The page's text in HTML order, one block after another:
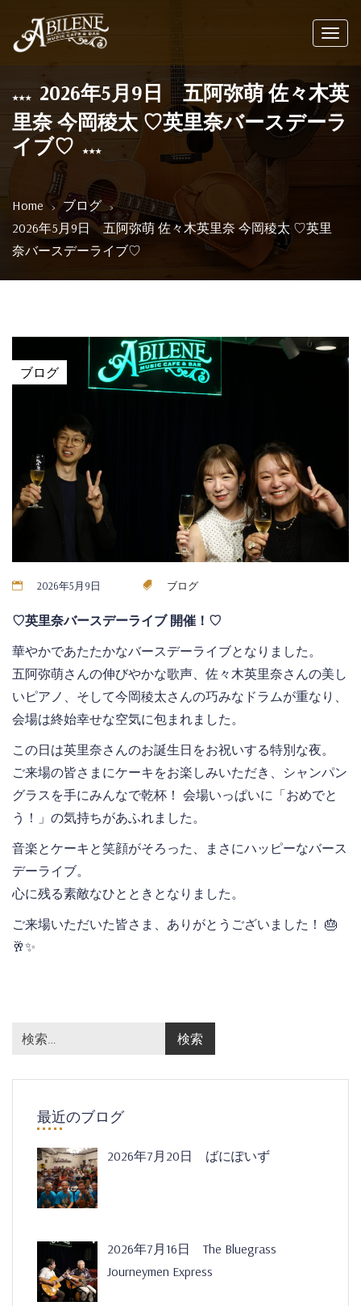
2026年5月9日 五阿弥萌 佐々木英
里奈 今岡稜太 ♡英里奈バースデーラ
イブ♡
Home
ブログ
2026年5月9日 五阿弥萌 佐々木英里奈 今岡稜太 ♡英里
奈バースデーライブ♡
ブログ
2026年5月9日 ブログ
♡英里奈バースデーライブ 開催！♡
華やかであたたかなバースデーライブとなりました。
五阿弥萌さんの伸びやかな歌声、佐々木英里奈さんの美し
いピアノ、そして今岡稜太さんの巧みなドラムが重なり、
会場は終始幸せな空気に包まれました。
この日は英里奈さんのお誕生日をお祝いする特別な夜。
ご来場の皆さまにケーキをお楽しみいただき、シャンパン
グラスを手にみんなで乾杯！ 会場いっぱいに「おめでと
う！」の気持ちがあふれました。
音楽とケーキと笑顔がそろった、まさにハッピーなバース
デーライブ。
心に残る素敵なひとときとなりました。
ご来場いただいた皆さま、ありがとうございました！ 🎂
🥂✨
最近のブログ
2026年7月20日 ばにぽいず
2026年7月16日 The Bluegrass
Journeymen Express